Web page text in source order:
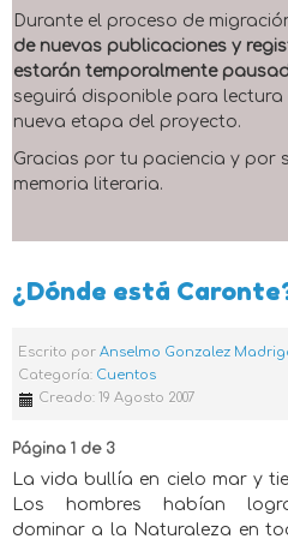
Durante el proceso de
de nuevas publicaciones y
estarán temporalmente
seguirá disponible para
nueva etapa del proyecto.
Gracias por tu paciencia y por
memoria literaria.
¿Dónde está
Escrito por Anselmo Gonzalez
Categoría: Cuentos
Creado: 19 Agosto 2007
Página 1 de 3
La vida bullía en cielo mar y
Los hombres habían
dominar a la Naturaleza en